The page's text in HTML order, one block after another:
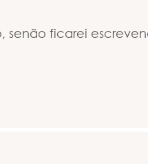
senão ficarei